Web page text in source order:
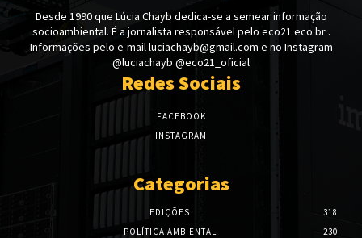
Desde 1990 que Lúcia Chayb dedica-se a semear informação
socioambiental. É a jornalista responsável pelo eco21.eco.br .
Informações pelo e-mail luciachayb@gmail.com e no Instagram
@luciachayb @eco21_oficial
Redes Sociais
FACEBOOK
INSTAGRAM
Categorias
EDIÇÕES
318
POLÍTICA AMBIENTAL
230